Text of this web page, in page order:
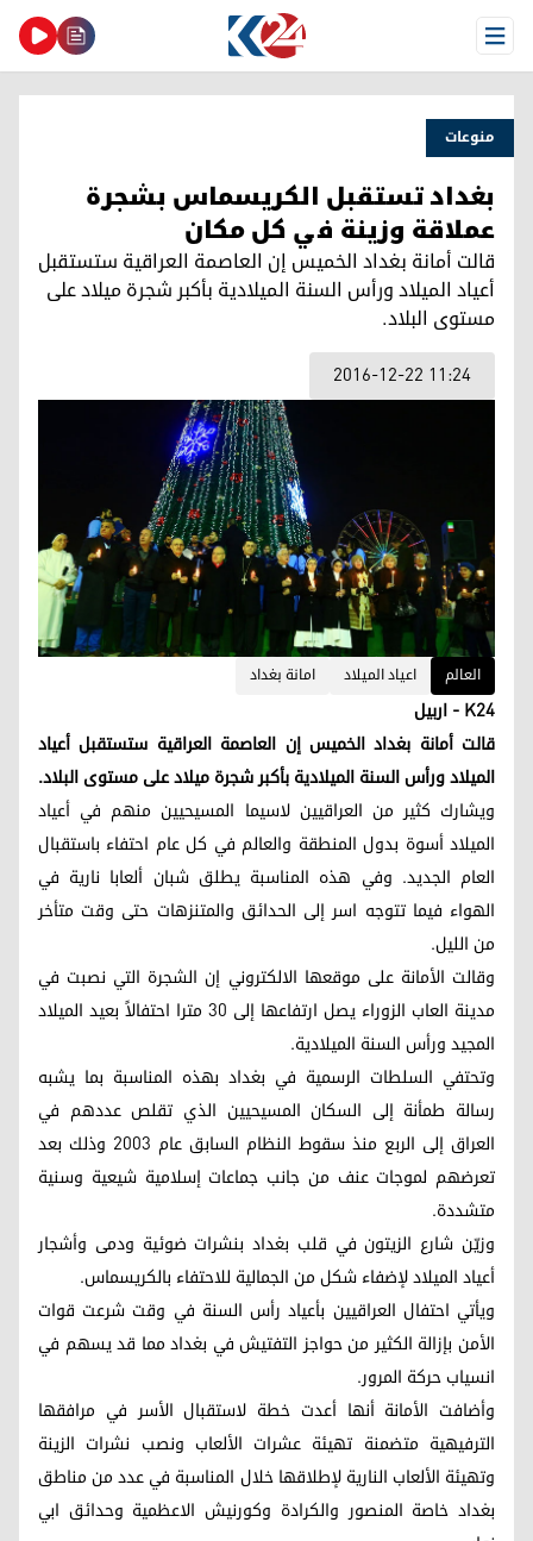
Open Menu
منوعات
بغداد تستقبل الكريسماس بشجرة
عملاقة وزينة في كل مكان
قالت أمانة بغداد الخميس إن العاصمة العراقية ستستقبل
أعياد الميلاد ورأس السنة الميلادية بأكبر شجرة ميلاد على
مستوى البلاد.
2016-12-22 11:24
العالم اعياد الميلاد امانة بغداد
K24 - اربيل
قالت أمانة بغداد الخميس إن العاصمة العراقية ستستقبل أعياد
الميلاد ورأس السنة الميلادية بأكبر شجرة ميلاد على مستوى البلاد.
ويشارك كثير من العراقيين لاسيما المسيحيين منهم في أعياد
الميلاد أسوة بدول المنطقة والعالم في كل عام احتفاء باستقبال
العام الجديد. وفي هذه المناسبة يطلق شبان ألعابا نارية في
الهواء فيما تتوجه اسر إلى الحدائق والمتنزهات حتى وقت متأخر
من الليل.
وقالت الأمانة على موقعها الالكتروني إن الشجرة التي نصبت في
مدينة العاب الزوراء يصل ارتفاعها إلى 30 مترا احتفالاً بعيد الميلاد
المجيد ورأس السنة الميلادية.
وتحتفي السلطات الرسمية في بغداد بهذه المناسبة بما يشبه
رسالة طمأنة إلى السكان المسيحيين الذي تقلص عددهم في
العراق إلى الربع منذ سقوط النظام السابق عام 2003 وذلك بعد
تعرضهم لموجات عنف من جانب جماعات إسلامية شيعية وسنية
متشددة.
وزيّن شارع الزيتون في قلب بغداد بنشرات ضوئية ودمى وأشجار
أعياد الميلاد لإضفاء شكل من الجمالية للاحتفاء بالكريسماس.
ويأتي احتفال العراقيين بأعياد رأس السنة في وقت شرعت قوات
الأمن بإزالة الكثير من حواجز التفتيش في بغداد مما قد يسهم في
انسياب حركة المرور.
وأضافت الأمانة أنها أعدت خطة لاستقبال الأسر في مرافقها
الترفيهية متضمنة تهيئة عشرات الألعاب ونصب نشرات الزينة
وتهيئة الألعاب النارية لإطلاقها خلال المناسبة في عدد من مناطق
بغداد خاصة المنصور والكرادة وكورنيش الاعظمية وحدائق ابي